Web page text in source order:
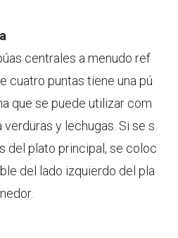
centrales a menudo ref
cuatro puntas tiene una pú
que se puede utilizar com
y lechugas. Si se s
del plato principal, se coloc
del lado izquierdo del pla